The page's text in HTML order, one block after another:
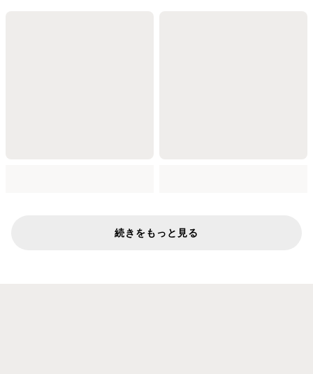
続きをもっと見る